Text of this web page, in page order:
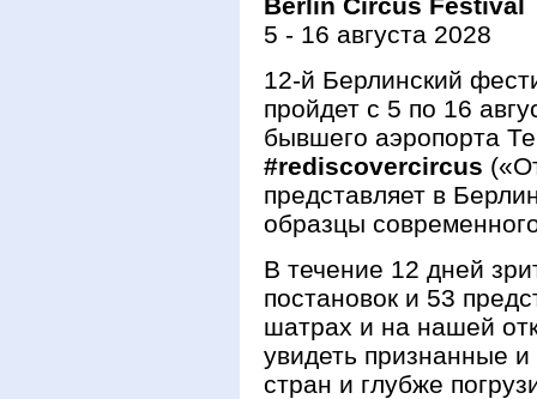
5 - 16 августа 2028
12-й Берлинский
пройдет с 5 по 16
бывшего аэропорта
#rediscovercircus
представляет в
образцы
В течение 12 дней
постановок и 53
шатрах и на нашей
увидеть признанные и
стран и глубже